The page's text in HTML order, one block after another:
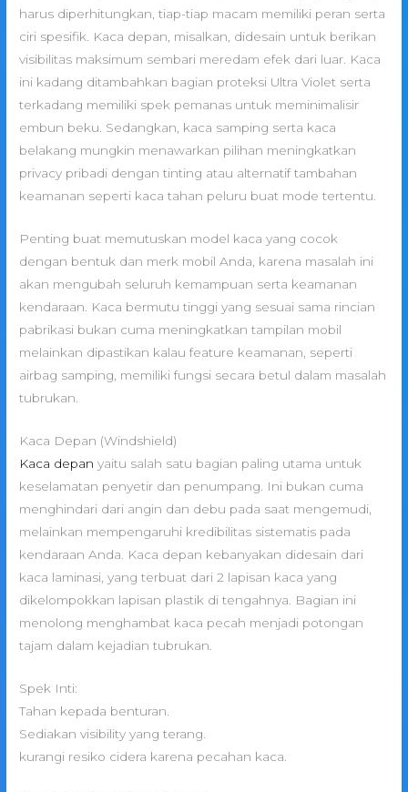
harus diperhitungkan, tiap-tiap macam memiliki peran serta
ciri spesifik. Kaca depan, misalkan, didesain untuk berikan
visibilitas maksimum sembari meredam efek dari luar. Kaca
ini kadang ditambahkan bagian proteksi Ultra Violet serta
terkadang memiliki spek pemanas untuk meminimalisir
embun beku. Sedangkan, kaca samping serta kaca
belakang mungkin menawarkan pilihan meningkatkan
privacy pribadi dengan tinting atau alternatif tambahan
keamanan seperti kaca tahan peluru buat mode tertentu.
Penting buat memutuskan model kaca yang cocok
dengan bentuk dan merk mobil Anda, karena masalah ini
akan mengubah seluruh kemampuan serta keamanan
kendaraan. Kaca bermutu tinggi yang sesuai sama rincian
pabrikasi bukan cuma meningkatkan tampilan mobil
melainkan dipastikan kalau feature keamanan, seperti
airbag samping, memiliki fungsi secara betul dalam masalah
tubrukan.
Kaca Depan (Windshield)
Kaca depan yaitu salah satu bagian paling utama untuk
keselamatan penyetir dan penumpang. Ini bukan cuma
menghindari dari angin dan debu pada saat mengemudi,
melainkan mempengaruhi kredibilitas sistematis pada
kendaraan Anda. Kaca depan kebanyakan didesain dari
kaca laminasi, yang terbuat dari 2 lapisan kaca yang
dikelompokkan lapisan plastik di tengahnya. Bagian ini
menolong menghambat kaca pecah menjadi potongan
tajam dalam kejadian tubrukan.
Spek Inti:
Tahan kepada benturan.
Sediakan visibility yang terang.
kurangi resiko cidera karena pecahan kaca.